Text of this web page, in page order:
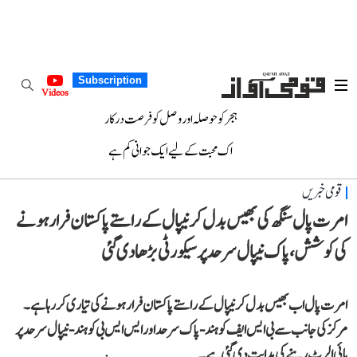
Subscription
Videos
ہجر کو حوصلہ اور وصل کو فرصت درکار
اک محبت کے لیے ایک جوانی کم ہے
قومی خبریں
امرت پال سنگھ کی بھیس بدل کر نیپال کے راستے پاکستان فرار ہونے
کی کوشش، پاک نیپال سرحد پر سیکورٹی بڑھا دی گئی
امرت پال اب بھیس بدل کر نیپال کے راستے پاکستان فرار ہونے کی تیاری کر رہا ہے۔
مرکز کی جانب سے بی ایس ایف کو ہند-پاک سرحد اور ایس ایس بی کو ہند-نیپال سرحد پر